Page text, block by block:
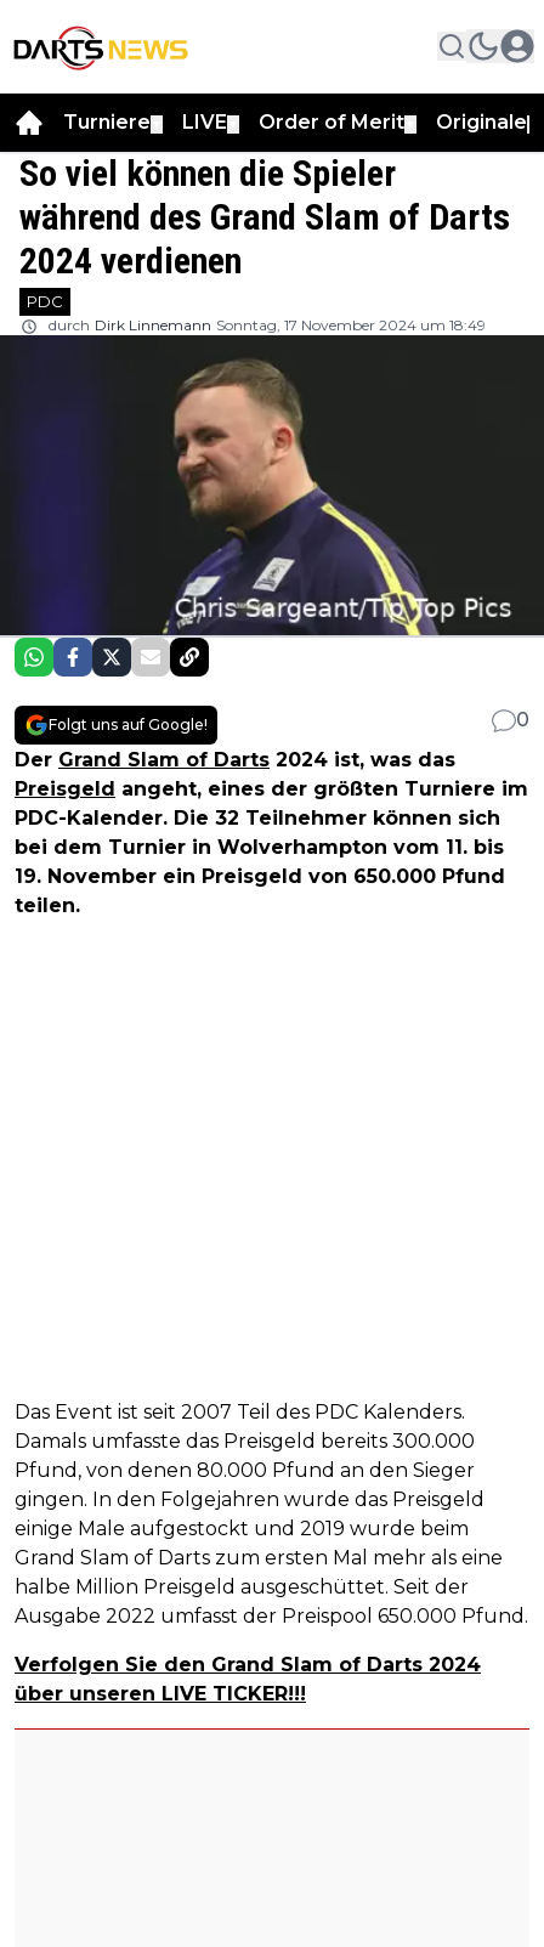
Turniere LIVE Order of Merit Originale
So viel können die Spieler
während des Grand Slam of Darts
2024 verdienen
PDC
durch Dirk Linnemann Sonntag, 17 November 2024 um 18:49
Folgt uns auf Google!
0
Der Grand Slam of Darts 2024 ist, was das
Preisgeld angeht, eines der größten Turniere im
PDC-Kalender. Die 32 Teilnehmer können sich
bei dem Turnier in Wolverhampton vom 11. bis
19. November ein Preisgeld von 650.000 Pfund
teilen.
Das Event ist seit 2007 Teil des PDC Kalenders.
Damals umfasste das Preisgeld bereits 300.000
Pfund, von denen 80.000 Pfund an den Sieger
gingen. In den Folgejahren wurde das Preisgeld
einige Male aufgestockt und 2019 wurde beim
Grand Slam of Darts zum ersten Mal mehr als eine
halbe Million Preisgeld ausgeschüttet. Seit der
Ausgabe 2022 umfasst der Preispool 650.000 Pfund.
Verfolgen Sie den Grand Slam of Darts 2024
über unseren LIVE TICKER!!!